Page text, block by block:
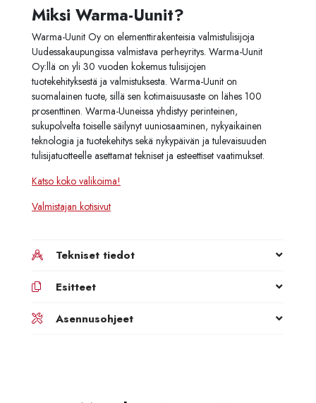
Miksi Warma-Uunit?
Warma-Uunit Oy on elementtirakenteisia valmistulisijoja
Uudessakaupungissa valmistava perheyritys. Warma-Uunit
Oy:llä on yli 30 vuoden kokemus tulisijojen
tuotekehityksestä ja valmistuksesta. Warma-Uunit on
suomalainen tuote, sillä sen kotimaisuusaste on lähes 100
prosenttinen. Warma-Uuneissa yhdistyy perinteinen,
sukupolvelta toiselle säilynyt uuniosaaminen, nykyaikainen
teknologia ja tuotekehitys sekä nykypäivän ja tulevaisuuden
tulisijatuotteelle asettamat tekniset ja esteettiset vaatimukset.
Katso koko valikoima!
Valmistajan kotisivut
Tekniset tiedot
Esitteet
Asennusohjeet